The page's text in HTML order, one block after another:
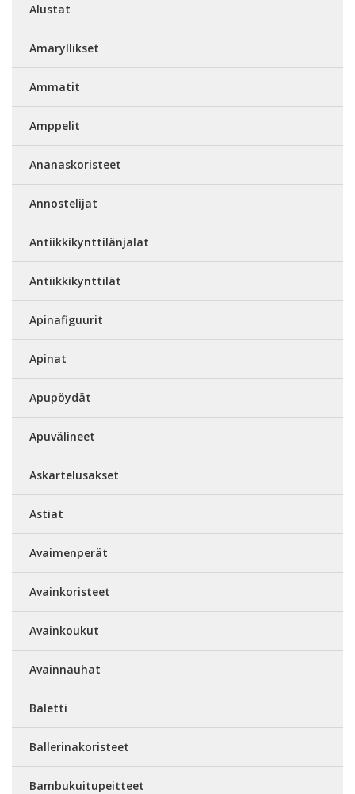
Alustat
Amaryllikset
Ammatit
Amppelit
Ananaskoristeet
Annostelijat
Antiikkikynttilänjalat
Antiikkikynttilät
Apinafiguurit
Apinat
Apupöydät
Apuvälineet
Askartelusakset
Astiat
Avaimenperät
Avainkoristeet
Avainkoukut
Avainnauhat
Baletti
Ballerinakoristeet
Bambukuitupeitteet